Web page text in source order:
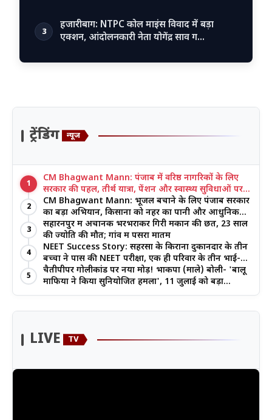
3
हजारीबाग: NTPC कोल माइंस विवाद में बड़ा
एक्शन, आंदोलनकारी नेता योगेंद्र साव ग…
ट्रेंडिंग न्यूज
1
CM Bhagwant Mann: पंजाब में वरिष्ठ नागरिकों के लिए
सरकार की पहल, तीर्थ यात्रा, पेंशन और स्वास्थ्य सुविधाओं पर
जोर
2
CM Bhagwant Mann: भूजल बचाने के लिए पंजाब सरकार
का बड़ा अभियान, किसानों को नहर का पानी और आधुनिक
खेती का मिल रहा लाभ
3
सहारनपुर में अचानक भरभराकर गिरी मकान की छत, 23 साल
की ज्योति की मौत; गांव में पसरा मातम
4
NEET Success Story: सहरसा के किराना दुकानदार के तीन
बच्चों ने पास की NEET परीक्षा, एक ही परिवार के तीन भाई-
बहनों ने रचा इतिहास
5
चैतीपीपर गोलीकांड पर नया मोड़! भाकपा (माले) बोली- 'बालू
माफिया ने किया सुनियोजित हमला', 11 जुलाई को बड़ा
आंदोलन
LIVE TV